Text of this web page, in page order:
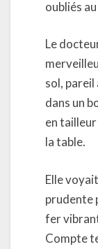
oubliés
Le
sol, pareil
dans un
en tailleur
la table.
Elle
prudente
fer
Compte